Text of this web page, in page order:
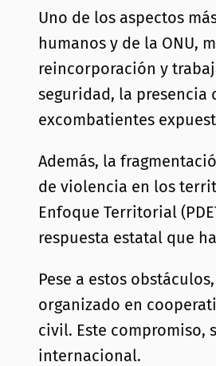
Uno de los aspectos
humanos y de la ONU,
reincorporación y
seguridad, la presencia
excombatientes
Además, la
de violencia en los
Enfoque Territorial
respuesta estatal que
Pese a estos
organizado en
civil. Este compromiso,
internacional.